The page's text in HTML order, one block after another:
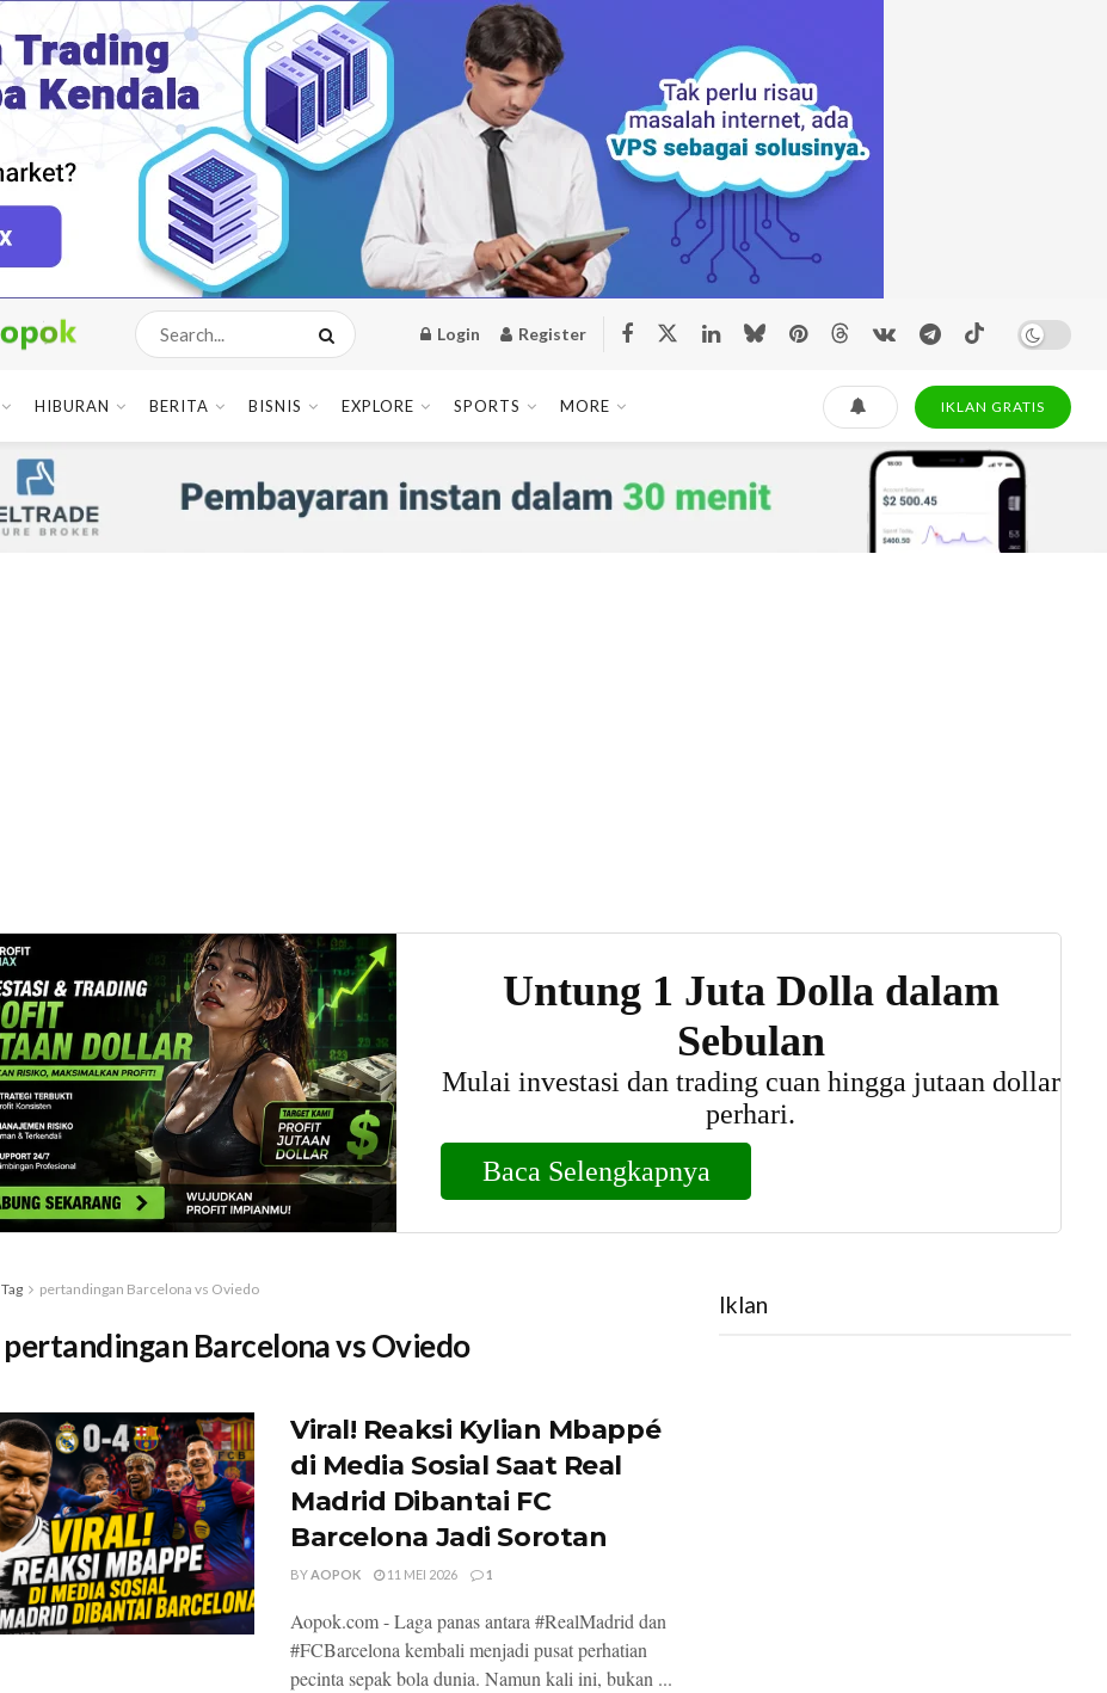
Login Register
HIBURAN BERITA BISNIS EXPLORE SPORTS MORE IKLAN GRATIS
Tag pertandingan Barcelona vs Oviedo
pertandingan Barcelona vs Oviedo
Viral! Reaksi Kylian Mbappé
di Media Sosial Saat Real
Madrid Dibantai FC
Barcelona Jadi Sorotan
BYAOPOK 11 MEI 2026 1
Aopok.com - Laga panas antara #RealMadrid dan
#FCBarcelona kembali menjadi pusat perhatian
pecinta sepak bola dunia. Namun kali ini, bukan ...
Iklan